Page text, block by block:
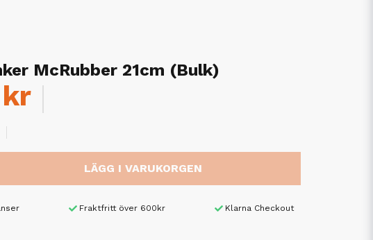
McRubber 21cm (Bulk)
LÄGG I VARUKORGEN
Fraktfritt över 600kr Klarna Checkout